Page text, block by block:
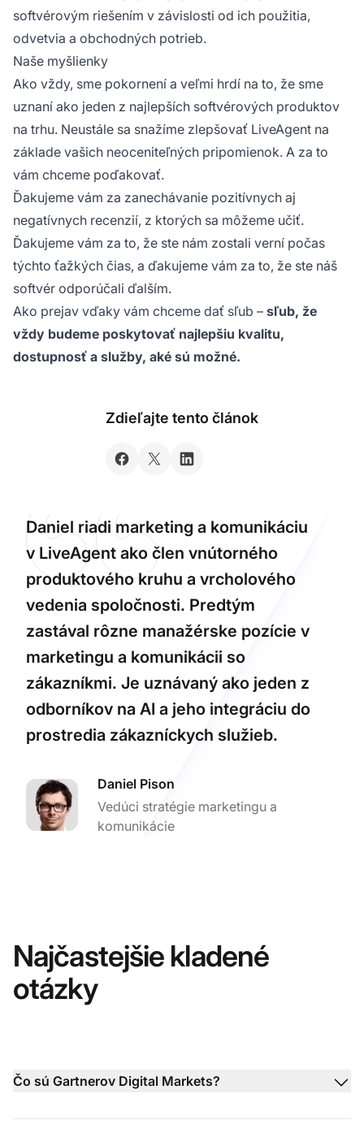
softvérovým riešením v závislosti od ich použitia,
odvetvia a obchodných potrieb.
Naše myšlienky
Ako vždy, sme pokornení a veľmi hrdí na to, že sme
uznaní ako jeden z najlepších softvérových produktov
na trhu. Neustále sa snažíme zlepšovať LiveAgent na
základe vašich neoceniteľných pripomienok. A za to
vám chceme poďakovať.
Ďakujeme vám za zanechávanie pozitívnych aj
negatívnych recenzií, z ktorých sa môžeme učiť.
Ďakujeme vám za to, že ste nám zostali verní počas
týchto ťažkých čias, a ďakujeme vám za to, že ste náš
softvér odporúčali ďalším.
Ako prejav vďaky vám chceme dať sľub – sľub, že
vždy budeme poskytovať najlepšiu kvalitu,
dostupnosť a služby, aké sú možné.
Zdieľajte tento článok
Daniel riadi marketing a komunikáciu
v LiveAgent ako člen vnútorného
produktového kruhu a vrcholového
vedenia spoločnosti. Predtým
zastával rôzne manažérske pozície v
marketingu a komunikácii so
zákazníkmi. Je uznávaný ako jeden z
odborníkov na AI a jeho integráciu do
prostredia zákazníckych služieb.
Daniel Pison
Vedúci stratégie marketingu a
komunikácie
Najčastejšie kladené
otázky
Čo sú Gartnerov Digital Markets?